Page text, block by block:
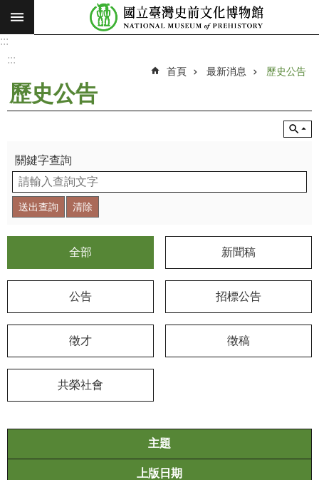
跳到主要內容區塊
搜
願
命
最
新
消
息
觀
覽
認
我
:::
:::
首頁 最新消息 歷史公告
歷史公告
關鍵字查詢
全部 新聞稿
公告 招標公告
徵才 徵稿
共榮社會
主題
上版日期